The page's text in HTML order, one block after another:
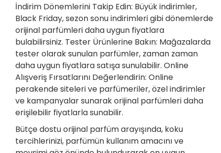
İndirim Dönemlerini Takip Edin: Büyük indirimler,
Black Friday, sezon sonu indirimleri gibi dönemlerde
orijinal parfümleri daha uygun fiyatlara
bulabilirsiniz. Tester Ürünlerine Bakın: Mağazalarda
tester olarak sunulan parfümler, zaman zaman
daha uygun fiyatlara satışa sunulabilir. Online
Alışveriş Fırsatlarını Değerlendirin: Online
perakende siteleri ve parfümeriler, özel indirimler
ve kampanyalar sunarak orijinal parfümleri daha
erişilebilir fiyatlarla sunabilir.
Bütçe dostu orijinal parfüm arayışında, koku
tercihlerinizi, parfümün kullanım amacını ve